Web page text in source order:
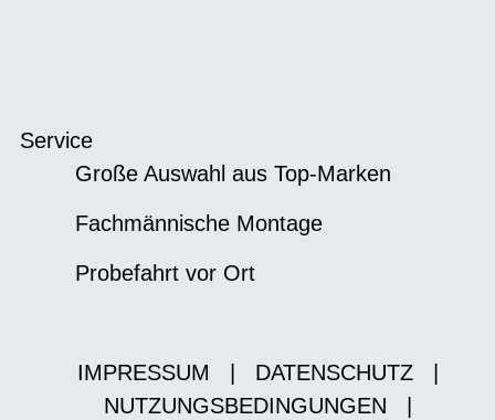
Service
Große Auswahl aus Top-Marken
Fachmännische Montage
Probefahrt vor Ort
IMPRESSUM DATENSCHUTZ
NUTZUNGSBEDINGUNGEN